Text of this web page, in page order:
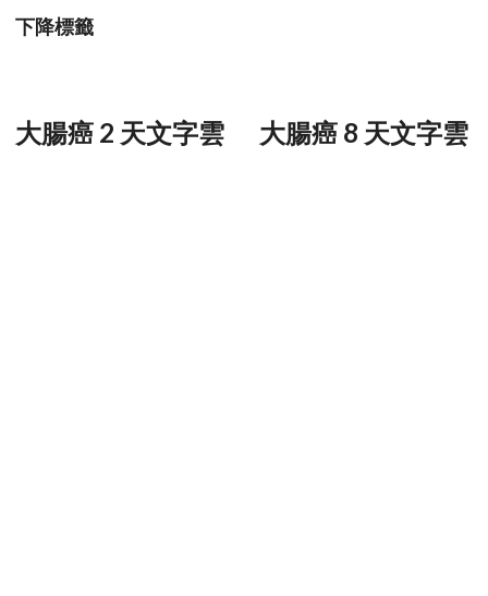
下降標籤
大腸癌 2 天文字雲 大腸癌 8 天文字雲